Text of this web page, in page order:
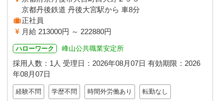
京都丹後鉄道 丹後大宮駅から 車8分
正社員
月給 213000円 ～ 222880円
ハローワーク 峰山公共職業安定所
採用人数：1人 受理日： 2026年08月07日 有効期限： 2026
年08月07日
経験不問 学歴不問 時間外労働あり 転勤なし